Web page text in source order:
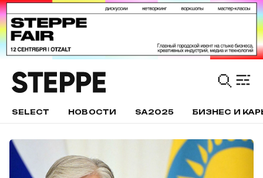
SELECT НОВОСТИ SA2025 БИЗНЕС И